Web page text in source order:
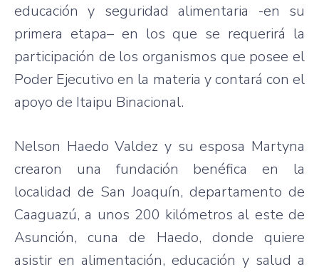
educación y seguridad alimentaria -en su
primera etapa– en losque se requerirá la
participación de los organismos que posee el
Poder Ejecutivo en la materia ycontará con el
apoyo de Itaipu Binacional.
Nelson Haedo Valdez y su esposa Martyna
crearon
una fundación benéfica en la
localidad de SanJoaquín, departamento de
Caaguazú, a unos 200 kilómetros al este de
Asunción,cuna de Haedo, donde quiere
asistir en alimentación, educación y salud a